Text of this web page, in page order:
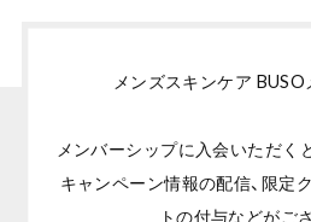
メンズスキンケア
メンバーシップに入会いただく
キャンペーン情報の配信、限定
トの付与などがご